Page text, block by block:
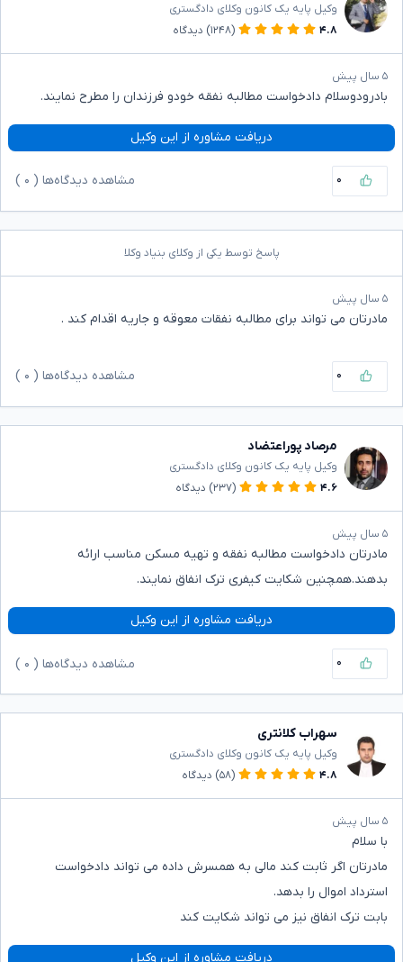
وکیل پایه یک کانون وکلای دادگستری
۴.۸
(۱۲۴۸) دیدگاه
۵ سال پیش
بادرودوسلام دادخواست مطالبه نفقه خودو فرزندان را مطرح نمایند.
دریافت مشاوره از این وکیل
۰ مشاهده دیدگاه‌ها ( ۰
پاسخ توسط یکی از وکلای بنیاد وکلا
۵ سال پیش
مادرتان می تواند برای مطالبه نفقات معوقه و جاریه اقدام کند .
۰ مشاهده دیدگاه‌ها ( ۰
مرصاد پوراعتضاد
وکیل پایه یک کانون وکلای دادگستری
۴.۶
(۲۳۷) دیدگاه
۵ سال پیش
مادرتان دادخواست مطالبه نفقه و تهیه مسکن مناسب ارائه
بدهند.همچنین شکایت کیفری ترک انفاق نمایند.
دریافت مشاوره از این وکیل
۰ مشاهده دیدگاه‌ها ( ۰
سهراب کلانتری
وکیل پایه یک کانون وکلای دادگستری
۴.۸
(۵۸) دیدگاه
۵ سال پیش
با سلام
مادرتان اگر ثابت کند مالی به همسرش داده می تواند دادخواست
استرداد اموال را بدهد.
بابت ترک انفاق نیز می تواند شکایت کند
دریافت مشاوره از این وکیل